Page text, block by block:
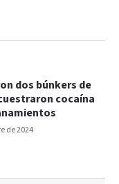
de 2024
dos búnkers de
cocaína